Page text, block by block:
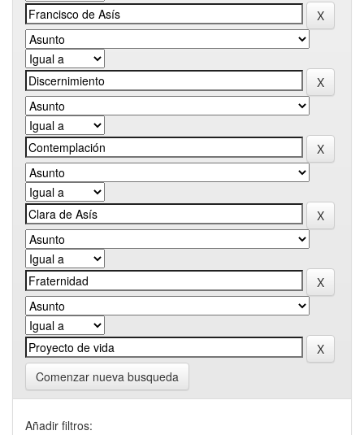
Comenzar nueva busqueda
Añadir filtros: